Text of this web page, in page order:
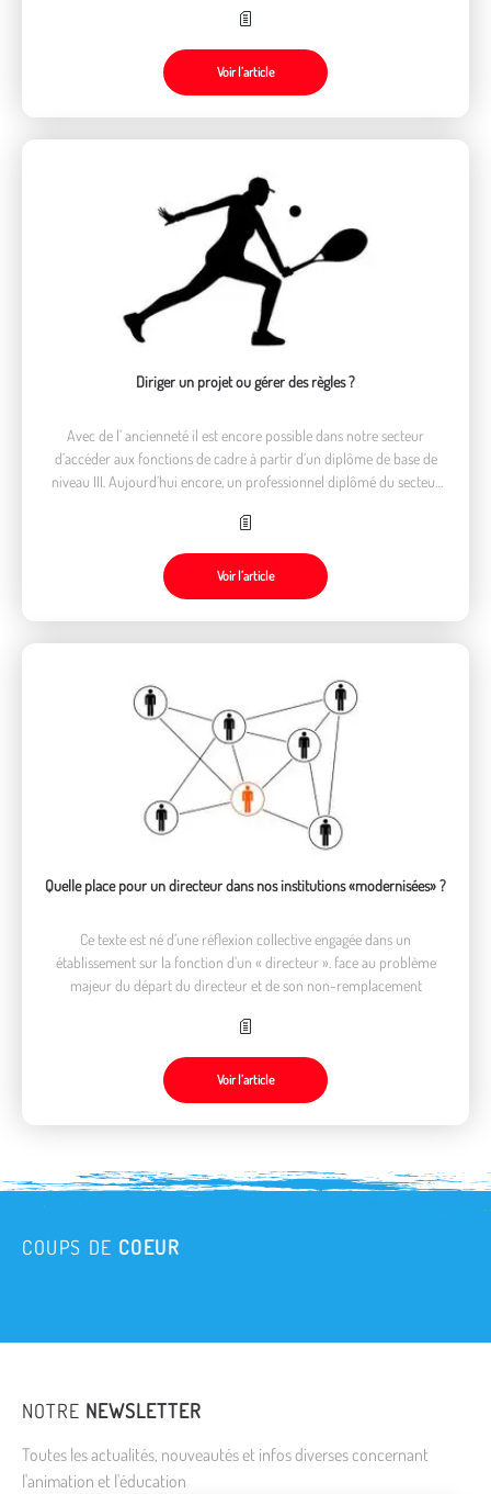
Voir l’article
Diriger un projet ou gérer des règles ?
Avec de l’ ancienneté il est encore possible dans notre secteur
d’accéder aux fonctions de cadre à partir d’un diplôme de base de
niveau III. Aujourd’hui encore, un professionnel diplômé du secteur
Voir l’article
Quelle place pour un directeur dans nos institutions «modernisées» ?
Ce texte est né d’une réflexion collective engagée dans un
établissement sur la fonction d’un « directeur ». face au problème
majeur du départ du directeur et de son non-remplacement
Voir l’article
COUPS DE COEUR
NOTRE NEWSLETTER
Toutes les actualités, nouveautés et infos diverses concernant
l'animation et l'éducation